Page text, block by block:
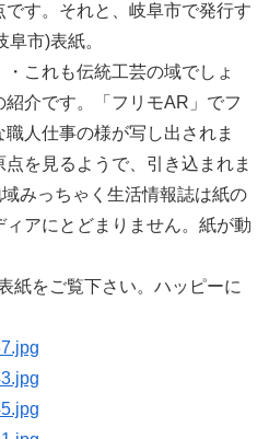
す。それと、岐阜市で発行す
市)表紙。
これも伝統工芸の域でしょ
介です。「フリモAR」でフ
人仕事の様が写し出されま
を見るようで、引き込まれま
みっちゃく生活情報誌は紙の
ィアにとどまりません。紙が動
紙をご覧下さい。ハッピーに